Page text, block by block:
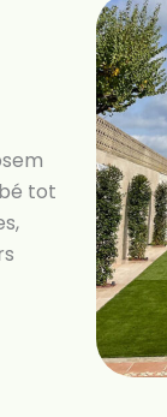
tot